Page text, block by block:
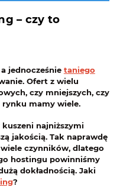
– czy to
jednocześnie taniego
Ofert z wielu
czy mniejszych, czy
mamy wiele.
najniższymi
jakością. Tak naprawdę
czynników, dlatego
hostingu powinniśmy
dokładnością. Jaki
?